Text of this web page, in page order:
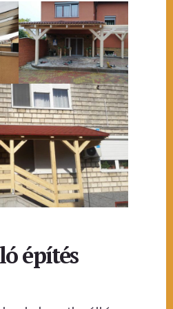
építés